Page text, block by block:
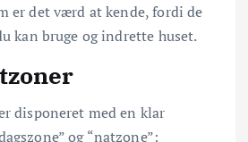
er det værd at kende, fordi de
kan bruge og indrette huset.
disponeret med en klar
og “natzone”: